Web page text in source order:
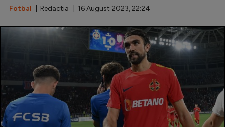
Alte sporturi
JO 2024
JO 2026
Fotbal | Redactia | 16 August 2023, 22:24